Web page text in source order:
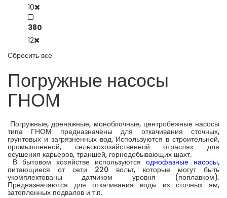
10
380
12
Сбросить все
Погружные насосы
ГНОМ
Погружные, дренажные, моноблочные, центробежные насосы
типа ГНОМ предназначены для откачивания сточных,
грунтовых и загрязненных вод. Используются в строительной,
промышленной, сельскохозяйственной отраслях для
осушения карьеров, траншей, горнодобывающих шахт.
В бытовом хозяйстве используются однофазные насосы,
питающиеся от сети 220 вольт, которые могут быть
укомплектованы датчиком уровня (поплавком).
Предназначаются для откачивания воды из сточных ям,
затопленных подвалов и т.п.